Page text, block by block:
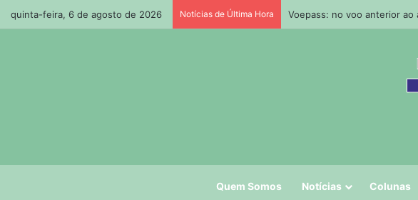
quinta-feira, 6 de agosto de 2026 Notícias de Última Hora Ciclone deve se formar
Quem Somos Notícias Colunas